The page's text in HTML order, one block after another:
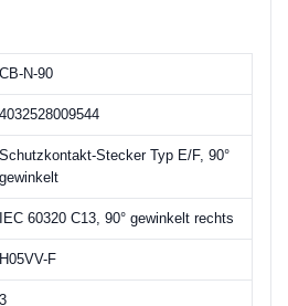
CB-N-90
4032528009544
Schutzkontakt-Stecker Typ E/F, 90°
gewinkelt
IEC 60320 C13, 90° gewinkelt rechts
H05VV-F
3